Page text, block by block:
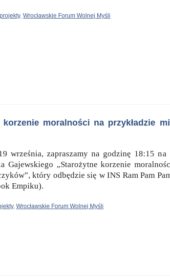
, Wrocławskie Forum Wolnej Myśli
korzenie moralności na przykładzie
września, zapraszamy na godzinę 18:15 na
Gajewskiego „Starożytne korzenie
który odbędzie się w INS Ram Pam
Empiku).
, Wrocławskie Forum Wolnej Myśli